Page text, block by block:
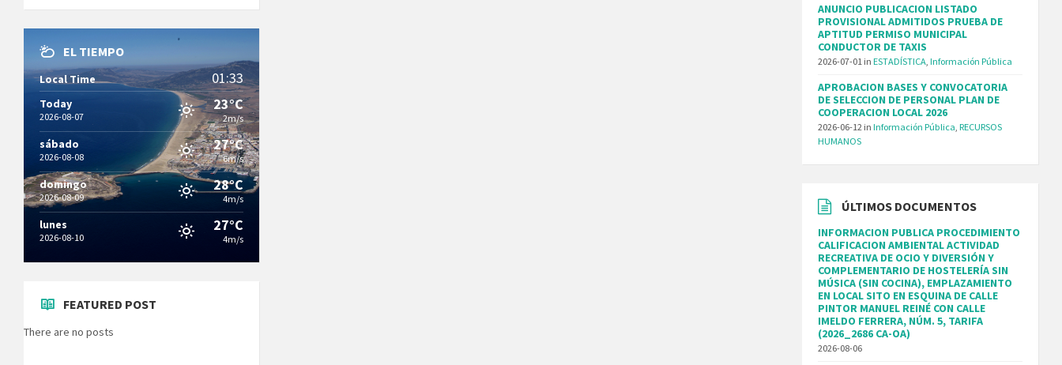
EL TIEMPO
Local Time 01:33
Today
2026-08-07
23°C
2m/s
sábado
2026-08-08
27°C
6m/s
domingo
2026-08-09
28°C
4m/s
lunes
2026-08-10
27°C
4m/s
FEATURED POST
There are no posts
ANUNCIO PUBLICACION LISTADO
PROVISIONAL ADMITIDOS PRUEBA DE
APTITUD PERMISO MUNICIPAL
CONDUCTOR DE TAXIS
2026-07-01 inESTADÍSTICA ,Información Pública
APROBACION BASES Y CONVOCATORIA
DE SELECCION DE PERSONAL PLAN DE
COOPERACION LOCAL 2026
2026-06-12 inInformación Pública ,RECURSOS
HUMANOS
ÚLTIMOS DOCUMENTOS
INFORMACION PUBLICA PROCEDIMIENTO
CALIFICACION AMBIENTAL ACTIVIDAD
RECREATIVA DE OCIO Y DIVERSIÓN Y
COMPLEMENTARIO DE HOSTELERÍA SIN
MÚSICA (SIN COCINA), EMPLAZAMIENTO
EN LOCAL SITO EN ESQUINA DE CALLE
PINTOR MANUEL REINÉ CON CALLE
IMELDO FERRERA, NÚM. 5, TARIFA
(2026_2686 CA-OA)
2026-08-06